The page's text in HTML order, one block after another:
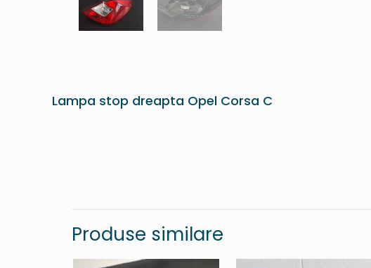
Lampa stop dreapta Opel Corsa C
Produse similare